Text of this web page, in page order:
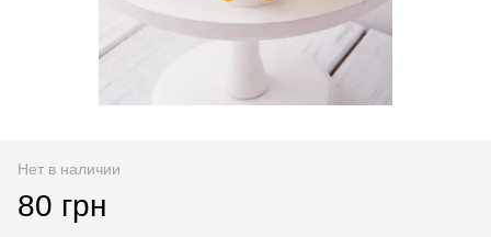
Нет в наличии
80 грн